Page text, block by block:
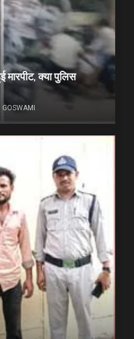
मारपीट, क्या पुलिस